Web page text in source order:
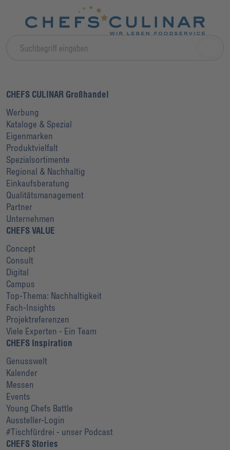
CHEFS CULINAR Großhandel
Werbung
Kataloge & Spezial
Eigenmarken
Produktvielfalt
Spezialsortimente
Regional & Nachhaltig
Einkaufsberatung
Qualitätsmanagement
Partner
Unternehmen
CHEFS VALUE
Concept
Consult
Digital
Campus
Top-Thema: Nachhaltigkeit
Fach-Insights
Projektreferenzen
Viele Experten - Ein Team
CHEFS Inspiration
Genusswelt
Kalender
Messen
Events
Young Chefs Battle
Aussteller-Login
#Tischfürdrei - unser Podcast
CHEFS Stories